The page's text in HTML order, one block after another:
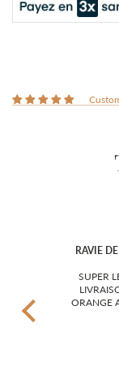
RAVIE
SUPER
ORANGE